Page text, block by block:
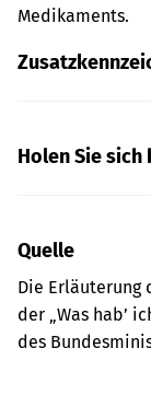
Medikaments.
Holen Sie sich
Quelle
Die Erläuterung
der „Was hab’
des